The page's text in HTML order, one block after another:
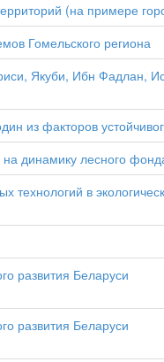
(на примере
Гомельского региона
Якуби, Ибн Фадлан,
из факторов
динамику лесного
в
развития Беларуси
развития Беларуси